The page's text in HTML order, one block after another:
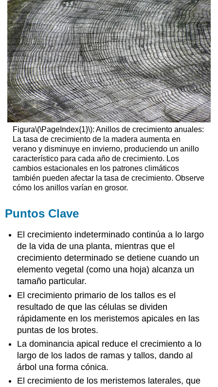
Figura\(\PageIndex{1}\): Anillos de crecimiento anuales:
La tasa de crecimiento de la madera aumenta en
verano y disminuye en invierno, produciendo un anillo
característico para cada año de crecimiento. Los
cambios estacionales en los patrones climáticos
también pueden afectar la tasa de crecimiento. Observe
cómo los anillos varían en grosor.
Puntos Clave
El crecimiento indeterminado continúa a lo largo
de la vida de una planta, mientras que el
crecimiento determinado se detiene cuando un
elemento vegetal (como una hoja) alcanza un
tamaño particular.
El crecimiento primario de los tallos es el
resultado de que las células se dividen
rápidamente en los meristemos apicales en las
puntas de los brotes.
La dominancia apical reduce el crecimiento a lo
largo de los lados de ramas y tallos, dando al
árbol una forma cónica.
El crecimiento de los meristemos laterales, que